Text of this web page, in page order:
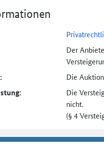
Der
Die
Die
nicht.
(§ 4